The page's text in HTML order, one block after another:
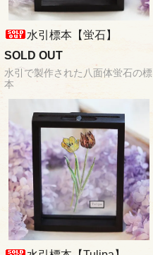
水引標本【蛍石】
SOLD OUT
水引で製作された八面体蛍石の標
本